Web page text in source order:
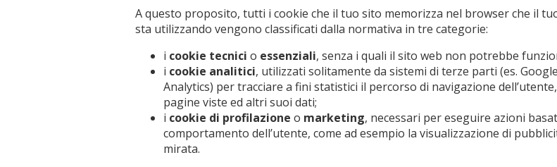
A questo proposito, tutti i cookie che il tuo sito memorizza nel browser che il
sta utilizzando vengono classificati dalla normativa in tre categorie:
i cookie tecnici o essenziali, senza i quali il sito web non potrebbe
i cookie analitici, utilizzati solitamente da sistemi di terze parti (es. Google
Analytics) per tracciare a fini statistici il percorso di navigazione
pagine viste ed altri suoi dati;
i cookie di profilazione o marketing, necessari per eseguire azioni
comportamento dell’utente, come ad esempio la visualizzazione di
mirata.